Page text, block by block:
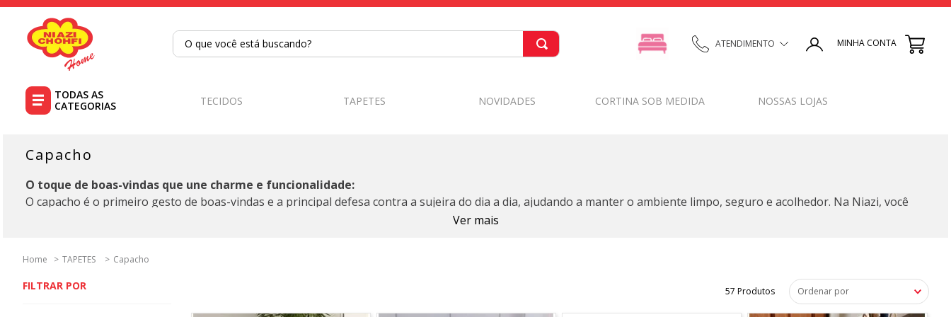
O que você está buscando? ATENDIMENTO MINHA CONTA
TECIDOS TAPETES NOVIDADES CORTINA SOB MEDIDA NOSSAS LOJAS
Capacho
O toque de boas-vindas que une charme e funcionalidade:
O capacho é o primeiro gesto de boas-vindas e a principal defesa contra a sujeira do dia a dia, ajudando a manter o ambiente limpo, seguro e acolhedor. Na Niazi, você
encontra capachos em diversos materiais, tamanhos e estilos — de modelos em fibra de coco a opções em PVC e borracha — sempre com qualidade e preço justo.
Mais do que um item decorativo, o capacho é sinônimo de praticidade e segurança. Ele retém poeira, areia e umidade logo na entrada, protegendo o interior da casa.
Modelos com base antiderrapante reduzem o risco de escorregões, enquanto as cores e estampas ajudam a compor uma recepção charmosa e personalizada.
Ver mais
TAPETES Capacho
57 Produtos Ordenar por
5º
tecido percal